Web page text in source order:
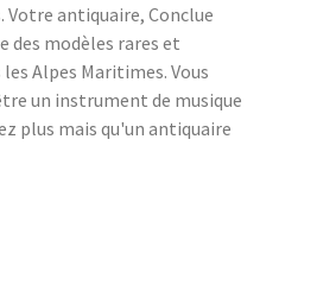
Votre antiquaire, Conclue
des modèles rares et
Alpes Maritimes. Vous
un instrument de musique
plus mais qu'un antiquaire